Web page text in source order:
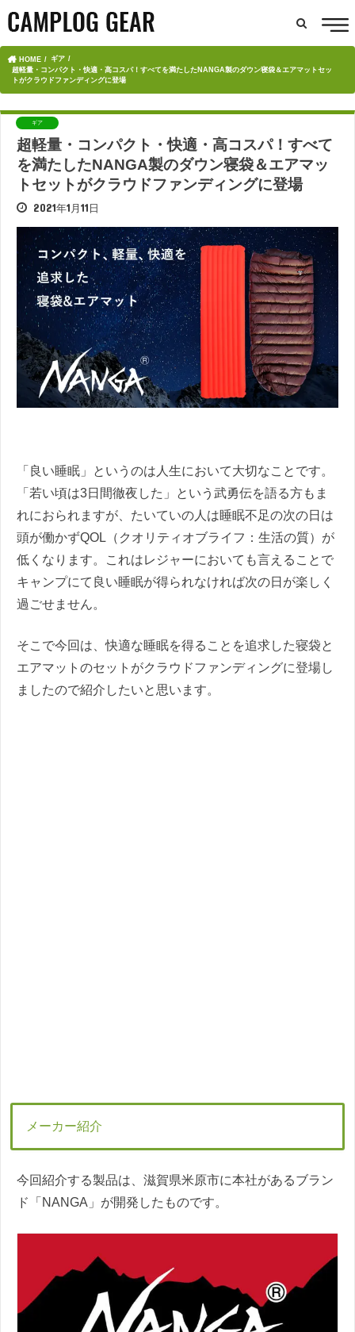
HOME
ギア
超軽量・コンパクト・快適・高コスパ！すべてを満たしたNANGA製のダウン寝袋＆エアマットセッ
トがクラウドファンディングに登場
ギア
超軽量・コンパクト・快適・高コスパ！すべて
を満たしたNANGA製のダウン寝袋＆エアマッ
トセットがクラウドファンディングに登場
2021年1月11日
「良い睡眠」というのは人生において大切なことです。
「若い頃は3日間徹夜した」という武勇伝を語る方もま
れにおられますが、たいていの人は睡眠不足の次の日は
頭が働かずQOL（クオリティオブライフ：生活の質）が
低くなります。これはレジャーにおいても言えることで
キャンプにて良い睡眠が得られなければ次の日が楽しく
過ごせません。
そこで今回は、快適な睡眠を得ることを追求した寝袋と
エアマットのセットがクラウドファンディングに登場し
ましたので紹介したいと思います。
メーカー紹介
今回紹介する製品は、滋賀県米原市に本社があるブラン
ド「NANGA」が開発したものです。